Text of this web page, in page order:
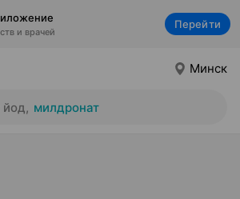
и врачей
Перейти
Минск
йод, милдронат